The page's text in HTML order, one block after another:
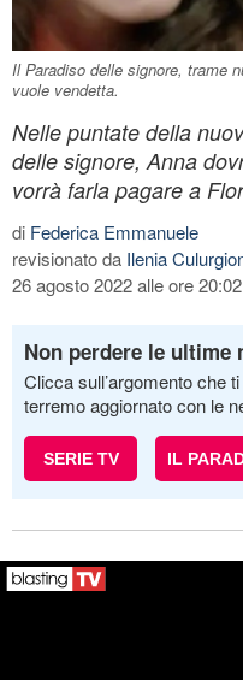
Il Paradiso delle signore, trame
vuole vendetta.
Nelle puntate della
delle signore, Anna
vorrà farla pagare a
di Federica Emmanuele
revisionato da Ilenia
26 agosto 2022 alle ore 20:02
Non perdere le ultime
Clicca sull’argomento che
terremo aggiornato con le
SERIE TV IL